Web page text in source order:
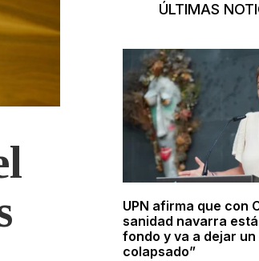
ÚLTIMAS
UPN afirma que con
sanidad navarra
fondo y va a dejar un
colapsado”